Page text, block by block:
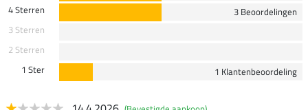
4 Sterren
3 Beoordelingen
3 Sterren
2 Sterren
1 Ster
1 Klantenbeoordeling